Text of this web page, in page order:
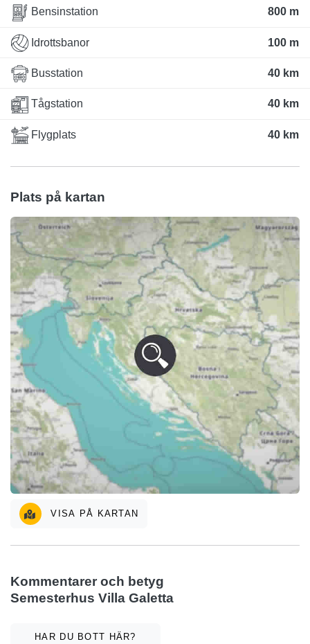
Bensinstation 800 m
Idrottsbanor 100 m
Busstation 40 km
Tågstation 40 km
Flygplats 40 km
Plats på kartan
VISA PÅ KARTAN
Kommentarer och betyg
Semesterhus Villa Galetta
HAR DU BOTT HÄR?